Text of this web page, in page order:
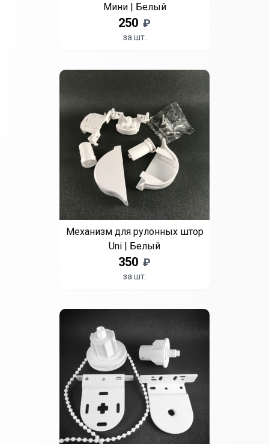
Мини | Белый
250 ₽
за шт.
Механизм для рулонных штор
Uni | Белый
350 ₽
за шт.